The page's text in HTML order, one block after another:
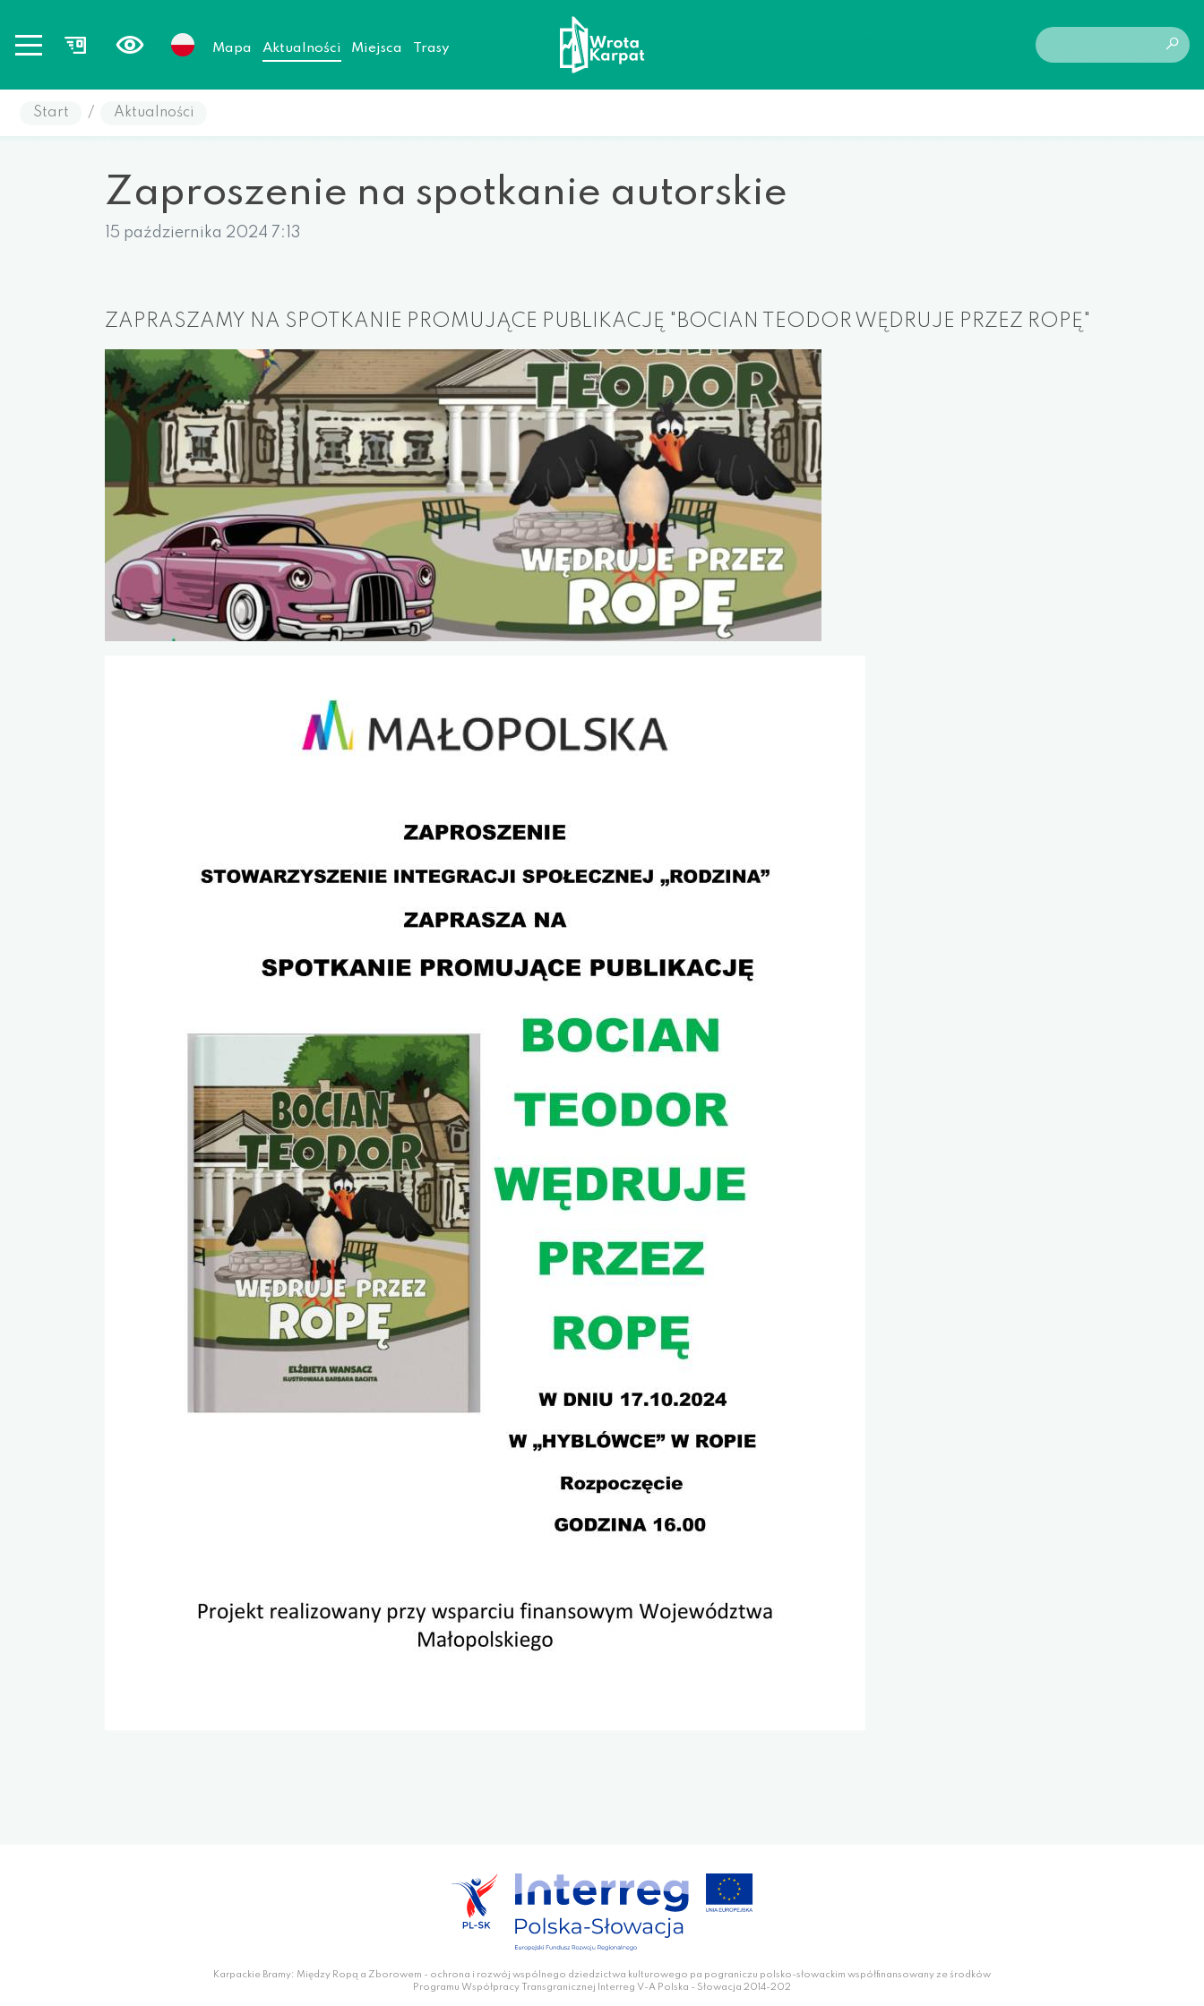
Mapa Aktualności Miejsca Trasy
Start / Aktualności
Zaproszenie na spotkanie autorskie
15 października 2024 7:13
ZAPRASZAMY NA SPOTKANIE PROMUJĄCE PUBLIKACJĘ "BOCIAN TEODOR WĘDRUJE PRZEZ ROPĘ"
Karpackie Bramy: Między Ropą a Zborowem - ochrona i rozwój wspólnego dziedzictwa kulturowego pa pograniczu polsko-słowackim współfinansowany ze środków
Programu Współpracy Transgranicznej Interreg V-A Polska - Słowacja 2014-202